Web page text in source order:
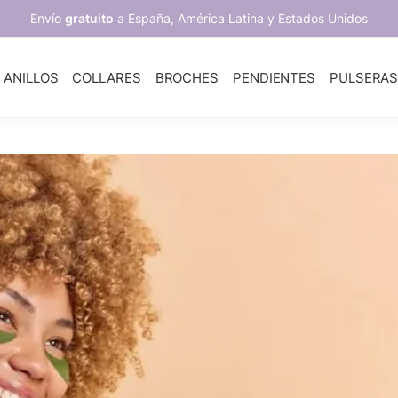
Envío gratuito a España, América Latina y Estados Unidos
ANILLOS COLLARES BROCHES PENDIENTES PULSERAS